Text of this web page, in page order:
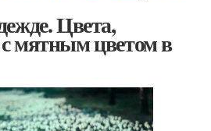
Цвета,
мятным цветом в